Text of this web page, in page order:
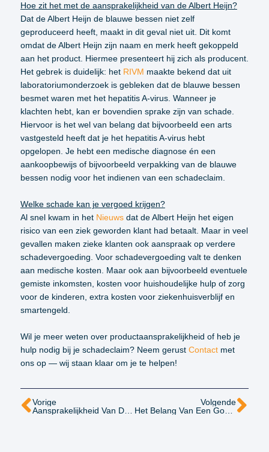
Hoe zit het met de aansprakelijkheid van de Albert Heijn?
Dat de Albert Heijn de blauwe bessen niet zelf
geproduceerd heeft, maakt in dit geval niet uit. Dit komt
omdat de Albert Heijn zijn naam en merk heeft gekoppeld
aan het product. Hiermee presenteert hij zich als producent.
Het gebrek is duidelijk: het RIVM maakte bekend dat uit
laboratoriumonderzoek is gebleken dat de blauwe bessen
besmet waren met het hepatitis A-virus. Wanneer je
klachten hebt, kan er bovendien sprake zijn van schade.
Hiervoor is het wel van belang dat bijvoorbeeld een arts
vastgesteld heeft dat je het hepatitis A-virus hebt
opgelopen. Je hebt een medische diagnose én een
aankoopbewijs of bijvoorbeeld verpakking van de blauwe
bessen nodig voor het indienen van een schadeclaim.
Welke schade kan je vergoed krijgen?
Al snel kwam in het Nieuwsdat de Albert Heijn het eigen
risico van een ziek geworden klant had betaalt. Maar in veel
gevallen maken zieke klanten ook aanspraak op verdere
schadevergoeding. Voor schadevergoeding valt te denken
aan medische kosten. Maar ook aan bijvoorbeeld eventuele
gemiste inkomsten, kosten voor huishoudelijke hulp of zorg
voor de kinderen, extra kosten voor ziekenhuisverblijf en
smartengeld.
Wil je meer weten over productaansprakelijkheid of heb je
hulp nodig bij je schadeclaim? Neem gerust Contactmet
ons op — wij staan klaar om je te helpen!
Vorige
Aansprakelijkheid Van De Wegbeheerder
Volgende
Het Belang Van Een Goed Intakegesprek In Een Letselschadezaak